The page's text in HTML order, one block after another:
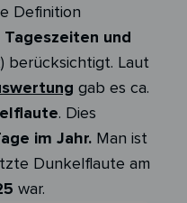
Definition
und
berücksichtigt. Laut
gab es ca.
. Dies
im Jahr. Man ist
Dunkelflaute am
war.